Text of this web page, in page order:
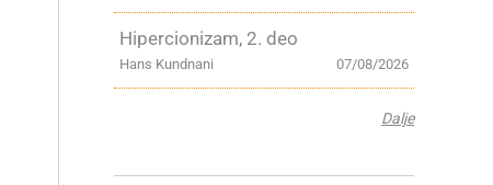
Hipercionizam, 2. deo
07/08/2026
Hans Kundnani
Dalje